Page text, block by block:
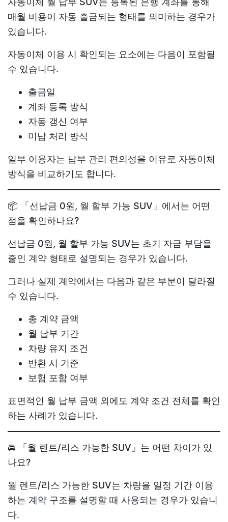
매월 비용이 자동 출금되는 형태를 의미하는 경우가
있습니다.
자동이체 이용 시 확인되는 요소에는 다음이 포함될
수 있습니다.
출금일
계좌 등록 방식
자동 갱신 여부
미납 처리 방식
일부 이용자는 납부 관리 편의성을 이유로 자동이체
방식을 비교하기도 합니다.
📦 「선납금 0원, 월 할부 가능 SUV」에서는 어떤
점을 확인하나요?
선납금 0원, 월 할부 가능 SUV는 초기 자금 부담을
줄인 계약 형태로 설명되는 경우가 있습니다.
그러나 실제 계약에서는 다음과 같은 부분이 달라질
수 있습니다.
총 계약 금액
월 납부 기간
차량 유지 조건
반환 시 기준
보험 포함 여부
표면적인 월 납부 금액 외에도 계약 조건 전체를 확인
하는 사례가 있습니다.
🚘 「월 렌트/리스 가능한 SUV」는 어떤 차이가 있
나요?
월 렌트/리스 가능한 SUV는 차량을 일정 기간 이용
하는 계약 구조를 설명할 때 사용되는 경우가 있습니
다.